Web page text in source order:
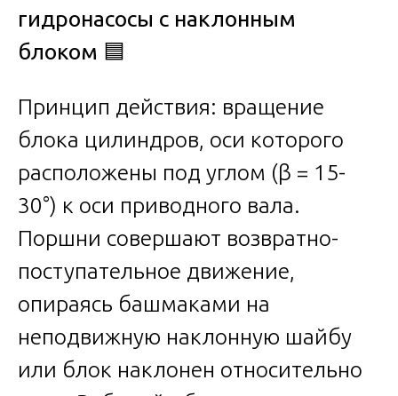
гидронасосы с наклонным
блоком 🟦
Принцип действия: вращение
блока цилиндров, оси которого
расположены под углом (β = 15-
30°) к оси приводного вала.
Поршни совершают возвратно-
поступательное движение,
опираясь башмаками на
неподвижную наклонную шайбу
или блок наклонен относительно